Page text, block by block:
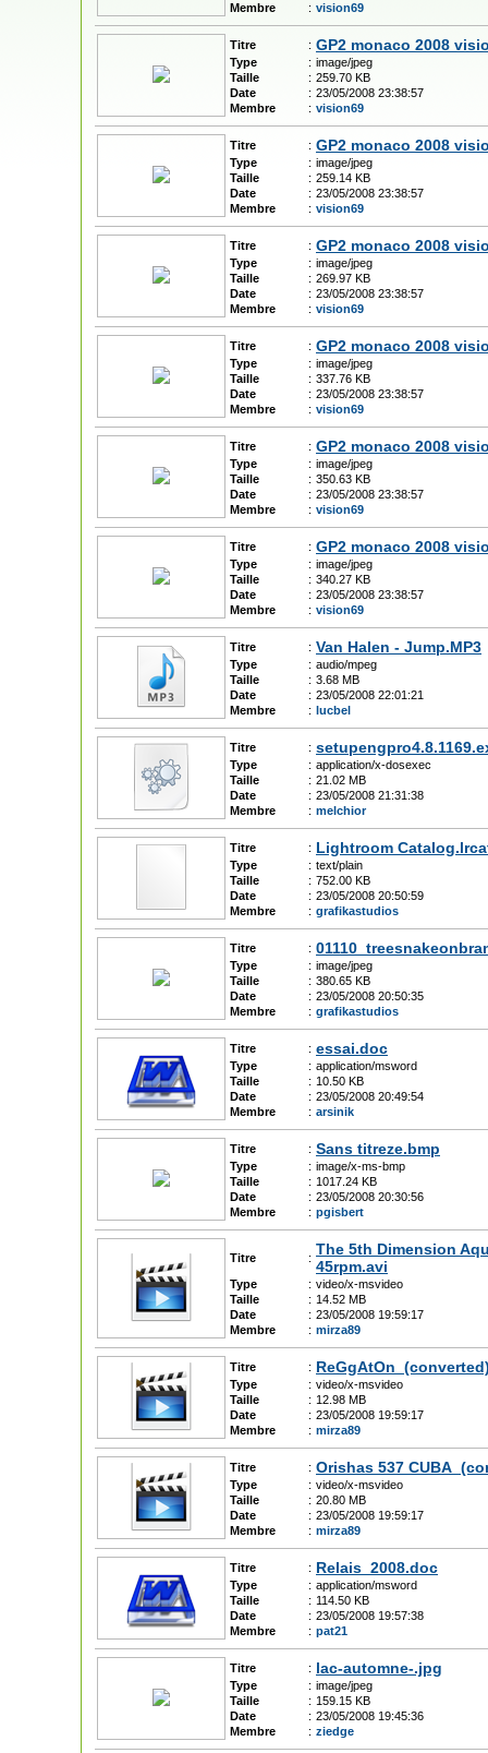
Membre
: vision69
Titre : GP2 monaco 2008
Type : image/jpeg
Taille
: 259.70 KB
Date
: 23/05/2008 23:38:57
Membre
: vision69
Titre : GP2 monaco 2008
Type : image/jpeg
Taille
: 259.14 KB
Date
: 23/05/2008 23:38:57
Membre
: vision69
Titre : GP2 monaco 2008
Type : image/jpeg
Taille
: 269.97 KB
Date
: 23/05/2008 23:38:57
Membre
: vision69
Titre : GP2 monaco 2008
Type : image/jpeg
Taille
: 337.76 KB
Date
: 23/05/2008 23:38:57
Membre
: vision69
Titre : GP2 monaco 2008
Type : image/jpeg
Taille
: 350.63 KB
Date
: 23/05/2008 23:38:57
Membre
: vision69
Titre : GP2 monaco 2008
Type : image/jpeg
Taille
: 340.27 KB
Date
: 23/05/2008 23:38:57
Membre
: vision69
Titre : Van Halen - Jump.MP3
Type : audio/mpeg
Taille
: 3.68 MB
Date
: 23/05/2008 22:01:21
Membre
: lucbel
Titre :
Type : application/x-dosexec
Taille
: 21.02 MB
Date
: 23/05/2008 21:31:38
Membre
: melchior
Titre : Lightroom
Type : text/plain
Taille
: 752.00 KB
Date
: 23/05/2008 20:50:59
Membre
: grafikastudios
Titre :
Type : image/jpeg
Taille
: 380.65 KB
Date
: 23/05/2008 20:50:35
Membre
: grafikastudios
Titre : essai.doc
Type : application/msword
Taille
: 10.50 KB
Date
: 23/05/2008 20:49:54
Membre
: arsinik
Titre : Sans titreze.bmp
Type : image/x-ms-bmp
Taille
: 1017.24 KB
Date
: 23/05/2008 20:30:56
Membre
: pgisbert
Titre : The 5th Dimension
45rpm.avi
Type : video/x-msvideo
Taille
: 14.52 MB
Date
: 23/05/2008 19:59:17
Membre
: mirza89
Titre :
Type : video/x-msvideo
Taille
: 12.98 MB
Date
: 23/05/2008 19:59:17
Membre
: mirza89
Titre : Orishas 537
Type : video/x-msvideo
Taille
: 20.80 MB
Date
: 23/05/2008 19:59:17
Membre
: mirza89
Titre : Relais_2008.doc
Type : application/msword
Taille
: 114.50 KB
Date
: 23/05/2008 19:57:38
Membre
: pat21
Titre : lac-automne-.jpg
Type : image/jpeg
Taille
: 159.15 KB
Date
: 23/05/2008 19:45:36
Membre
: ziedge